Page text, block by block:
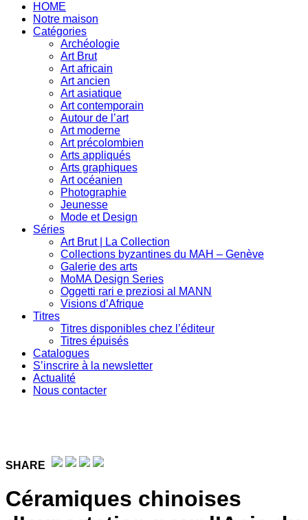
HOME
Notre maison
Catégories
Archéologie
Art Brut
Art africain
Art ancien
Art asiatique
Art contemporain
Autour de l’art
Art moderne
Art précolombien
Arts appliqués
Arts graphiques
Art océanien
Photographie
Jeunesse
Mode et Design
Séries
Art Brut | La Collection
Collections byzantines du MAH – Genève
Galerie des arts
MoMA Design Series
Oggetti rari e preziosi al MANN
Visions d’Afrique
Titres
Titres disponibles chez l’éditeur
Titres épuisés
Catalogues
S’inscrire à la newsletter
Actualité
Nous contacter
SHARE
Céramiques chinoises